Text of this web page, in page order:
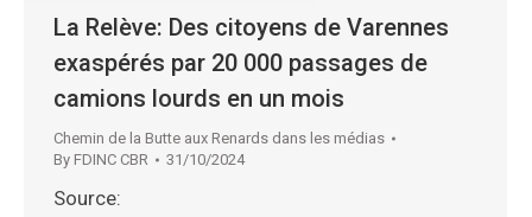
La Relève: Des citoyens de Varennes
exaspérés par 20 000 passages de
camions lourds en un mois
Chemin de la Butte aux Renards dans les médias
By FDINC CBR 31/10/2024
Source: